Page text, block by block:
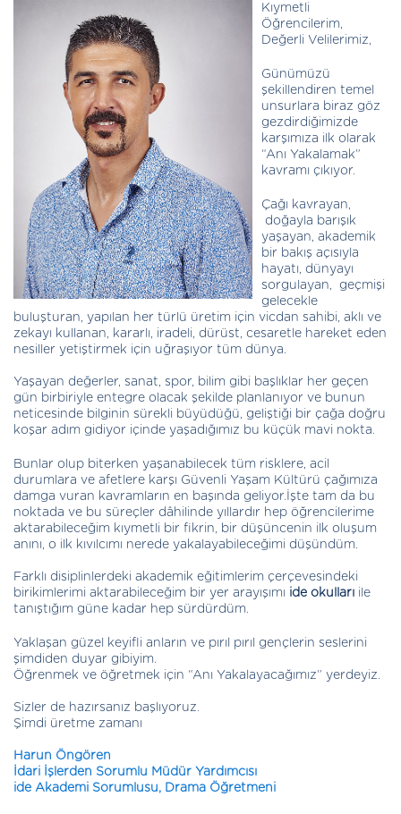
Kıymetli
Öğrencilerim,
Değerli Velilerimiz,
Günümüzü
şekillendiren temel
unsurlara biraz göz
gezdirdiğimizde
karşımıza ilk olarak
“Anı Yakalamak”
kavramı çıkıyor.
Çağı kavrayan,
doğayla barışık
yaşayan, akademik
bir bakış açısıyla
hayatı, dünyayı
sorgulayan, geçmişi
gelecekle
buluşturan, yapılan her türlü üretim için vicdan sahibi, aklı ve
zekayı kullanan, kararlı, iradeli, dürüst, cesaretle hareket eden
nesiller yetiştirmek için uğraşıyor tüm dünya.
Yaşayan değerler, sanat, spor, bilim gibi başlıklar her geçen
gün birbiriyle entegre olacak şekilde planlanıyor ve bunun
neticesinde bilginin sürekli büyüdüğü, geliştiği bir çağa doğru
koşar adım gidiyor içinde yaşadığımız bu küçük mavi nokta.
Bunlar olup biterken yaşanabilecek tüm risklere, acil
durumlara ve afetlere karşı Güvenli Yaşam Kültürü çağımıza
damga vuran kavramların en başında geliyor.İşte tam da bu
noktada ve bu süreçler dâhilinde yıllardır hep öğrencilerime
aktarabileceğim kıymetli bir fikrin, bir düşüncenin ilk oluşum
anını, o ilk kıvılcımı nerede yakalayabileceğimi düşündüm.
Farklı disiplinlerdeki akademik eğitimlerim çerçevesindeki
birikimlerimi aktarabileceğim bir yer arayışımı ide okulları ile
tanıştığım güne kadar hep sürdürdüm.
Yaklaşan güzel keyifli anların ve pırıl pırıl gençlerin seslerini
şimdiden duyar gibiyim.
Öğrenmek ve öğretmek için “Anı Yakalayacağımız” yerdeyiz.
Sizler de hazırsanız başlıyoruz.
Şimdi üretme zamanı
Harun Öngören
İdari İşlerden Sorumlu Müdür Yardımcısı
ide Akademi Sorumlusu, Drama Öğretmeni